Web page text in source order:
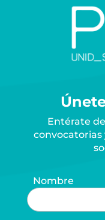
Entérate
Nombre